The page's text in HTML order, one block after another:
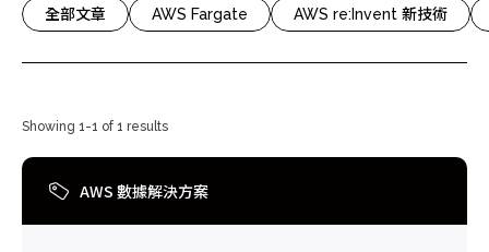
全部文章 AWS Fargate AWS re:Invent 新技術
Showing 1-1 of 1 results
AWS 數據解決方案